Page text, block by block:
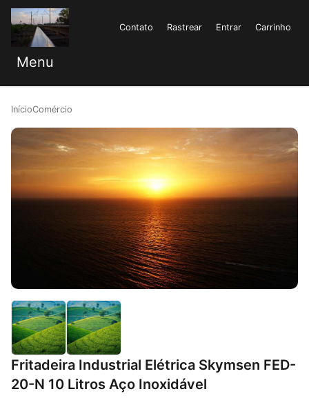
Contato Rastrear Entrar Carrinho
Menu
InícioComércio
NOVO
Fritadeira Industrial Elétrica Skymsen FED-
20-N 10 Litros Aço Inoxidável